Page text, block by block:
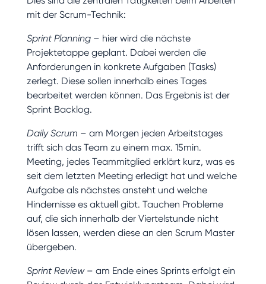
mit der Scrum-Technik:
Sprint Planning– hier wird die nächste
Projektetappe geplant. Dabei werden die
Anforderungen in konkrete Aufgaben (Tasks)
zerlegt. Diese sollen innerhalb eines Tages
bearbeitet werden können. Das Ergebnis ist der
Sprint Backlog.
Daily Scrum – am Morgen jeden Arbeitstages
trifft sich das Team zu einem max. 15min.
Meeting, jedes Teammitglied erklärt kurz, was es
seit dem letzten Meeting erledigt hat und welche
Aufgabe als nächstes ansteht und welche
Hindernisse es aktuell gibt. Tauchen Probleme
auf, die sich innerhalb der Viertelstunde nicht
lösen lassen, werden diese an den Scrum Master
übergeben.
Sprint Review– am Ende eines Sprints erfolgt ein